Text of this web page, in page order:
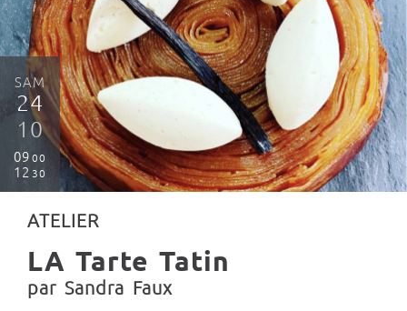
SAM
24
10
09 00
12 30
ATELIER
LA Tarte Tatin
par Sandra Faux